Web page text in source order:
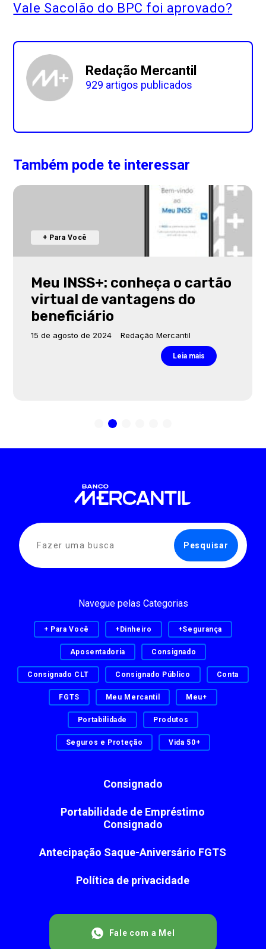
Vale Sacolão do BPC foi aprovado?
Redação Mercantil
929 artigos publicados
Também pode te interessar
+ Para Você
Meu INSS+: conheça o cartão
virtual de vantagens do
beneficiário
15 de agosto de 2024 Redação Mercantil
Leia mais
Consignado
Portabilidade de Empréstimo
Consignado
Antecipação Saque-Aniversário FGTS
Política de privacidade
Fale com a Mel
Navegue pelas Categorias
+ Para Você +Dinheiro +Segurança
Aposentadoria Consignado
Consignado CLT Consignado Público Conta
FGTS Meu Mercantil Meu+
Portabilidade Produtos
Seguros e Proteção Vida 50+